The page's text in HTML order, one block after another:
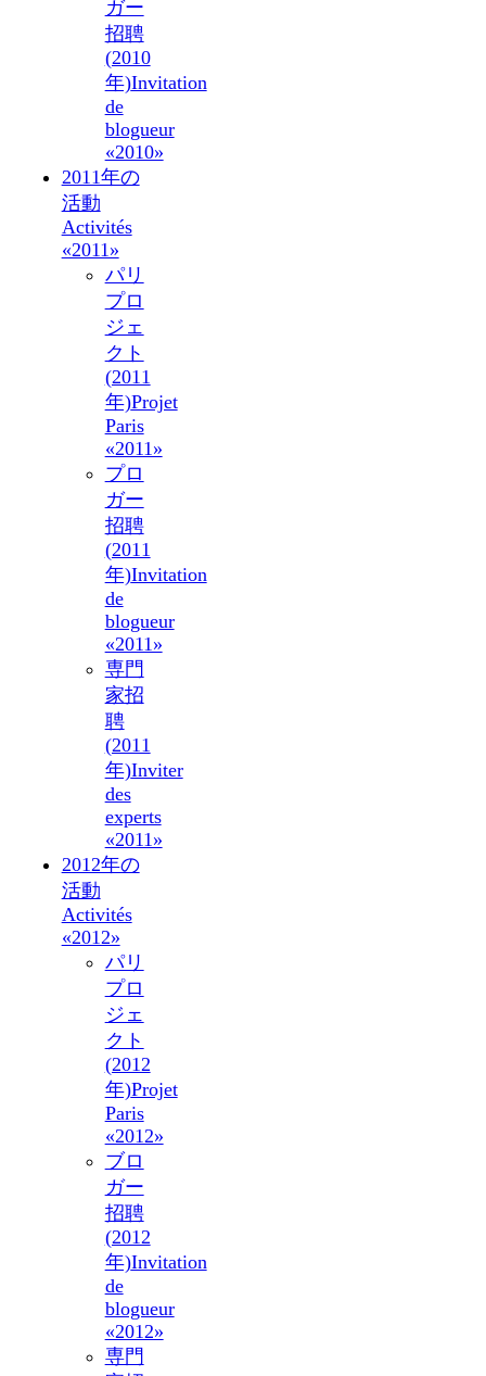
ガー
招聘
(2010
年)Invitation
de
blogueur
«2010»
2011年の
活動
Activités
«2011»
パリ
プロ
ジェ
クト
(2011
年)Projet
Paris
«2011»
プロ
ガー
招聘
(2011
年)Invitation
de
blogueur
«2011»
専門
家招
聘
(2011
年)Inviter
des
experts
«2011»
2012年の
活動
Activités
«2012»
パリ
プロ
ジェ
クト
(2012
年)Projet
Paris
«2012»
ブロ
ガー
招聘
(2012
年)Invitation
de
blogueur
«2012»
専門